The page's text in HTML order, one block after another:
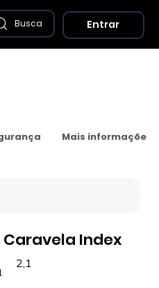
Caravela Index
2,1
Mais informações
Busca Entrar